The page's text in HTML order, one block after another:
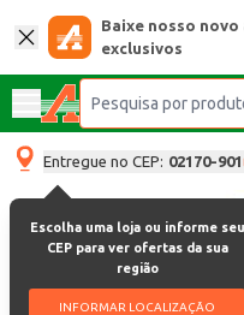
Baixe nosso novo
exclusivos
Entregue no CEP: 02170-901
Escolha uma loja ou informe seu
CEP para ver ofertas da sua
região
INFORMAR LOCALIZAÇÃO